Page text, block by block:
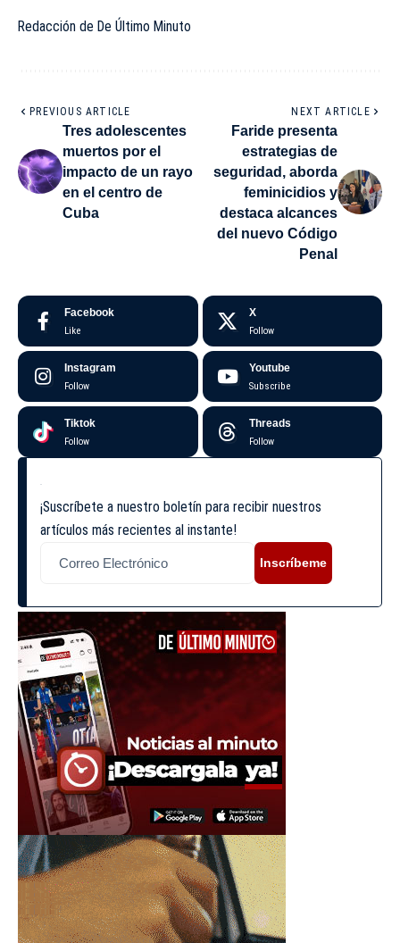
Redacción de De Último Minuto
PREVIOUS ARTICLE
Tres adolescentes
muertos por el
impacto de un rayo
en el centro de
Cuba
NEXT ARTICLE
Faride presenta
estrategias de
seguridad, aborda
feminicidios y
destaca alcances
del nuevo Código
Penal
Facebook
Like
X
Follow
Instagram
Follow
Youtube
Subscribe
Tiktok
Follow
Threads
Follow
¡Suscríbete a nuestro boletín para recibir nuestros
artículos más recientes al instante!
Inscríbeme